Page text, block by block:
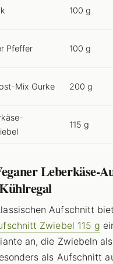
100 g
Pfeffer 100 g
Mix Gurke 200 g
115 g
Leberkäse-
Aufschnitt
Zwiebel 115 g
an, die Zwiebeln
als Aufschnitt